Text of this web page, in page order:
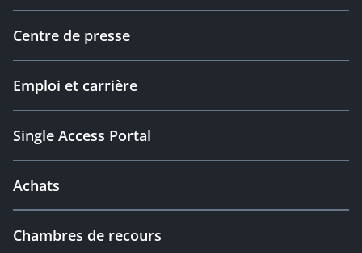
Centre de presse
Emploi et carrière
Single Access Portal
Achats
Chambres de recours